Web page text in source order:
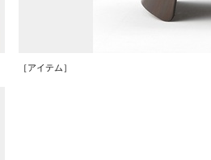
［アイテム］